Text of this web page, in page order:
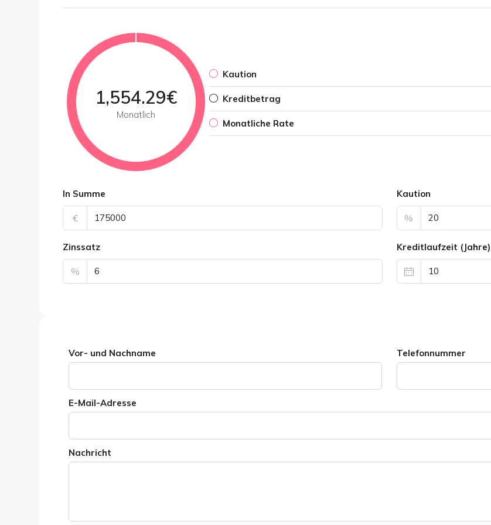
1,554.29€
Monatlich
Kaution
Kreditbetrag
Monatliche Rate
In Summe
€
Kaution
%
Zinssatz
%
Kreditlaufzeit (Jahre)
Vor- und Nachname Telefonnummer
E-Mail-Adresse
Nachricht